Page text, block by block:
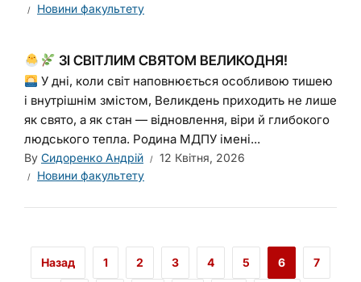
Новини факультету
ЗІ СВІТЛИМ СВЯТОМ ВЕЛИКОДНЯ!
У дні, коли світ наповнюється особливою тишею
і внутрішнім змістом, Великдень приходить не лише
як свято, а як стан — відновлення, віри й глибокого
людського тепла. Родина МДПУ імені...
By Сидоренко Андрій
12 Квітня, 2026
Новини факультету
Назад 1 2 3 4 5 6 7